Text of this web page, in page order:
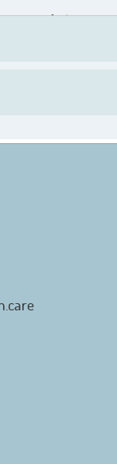
det går løs med
og aktivt
så går turen
ned til vandet og
Danish.Care
i uge 29 + 30.
Helle og
- Branchen for
og
fra den 01. juli
kalde sig for
i DI -